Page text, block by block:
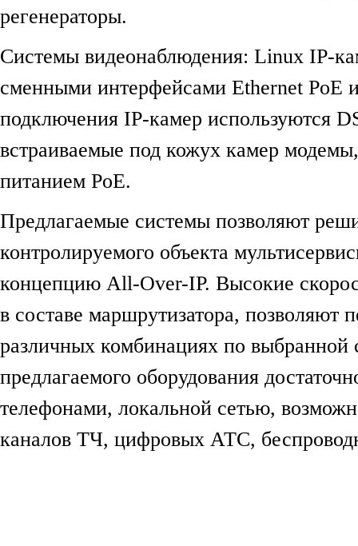
регенераторы.
Системы видеонаблюдения: Linux IP-
сменными интерфейсами Ethernet PoE
подключения IP-камер используются
встраиваемые под кожух камер
питанием PoE.
Предлагаемые системы позволяют
контролируемого объекта
концепцию All-Over-IP. Высокие
в составе маршрутизатора, позволяют
различных комбинациях по выбранной
предлагаемого оборудования
телефонами, локальной сетью,
каналов ТЧ, цифровых АТС,